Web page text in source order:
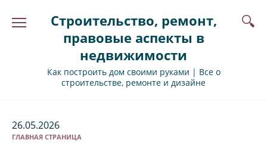
Строительство, ремонт,
правовые аспекты в
недвижимости
Как построить дом своими руками | Все о
строительстве, ремонте и дизайне
26.05.2026
ГЛАВНАЯ СТРАНИЦА